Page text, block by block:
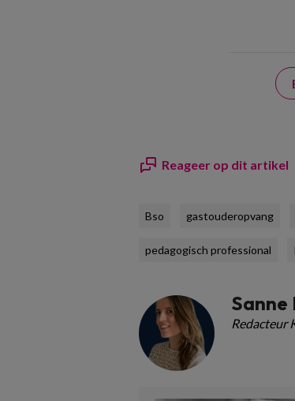
Reageer op dit artikel
Bso gastouderopvang
pedagogisch professional
Sanne
Redacteur